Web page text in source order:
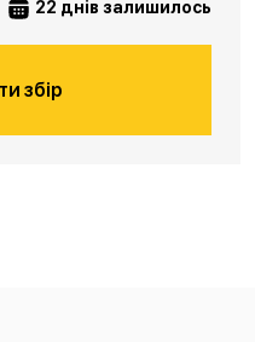
22 днів залишилось
збір